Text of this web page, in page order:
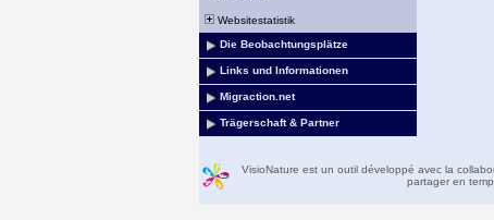
Websitestatistik
Die Beobachtungsplätze
Links und Informationen
Migraction.net
Trägerschaft & Partner
VisioNature est un outil développé avec la
partager en